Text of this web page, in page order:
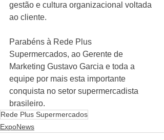
gestão e cultura organizacional voltada
ao cliente.
Parabéns à Rede Plus
Supermercados, ao Gerente de
Marketing Gustavo Garcia e toda a
equipe por mais esta importante
conquista no setor supermercadista
brasileiro.
Rede Plus Supermercados
ExpoNews